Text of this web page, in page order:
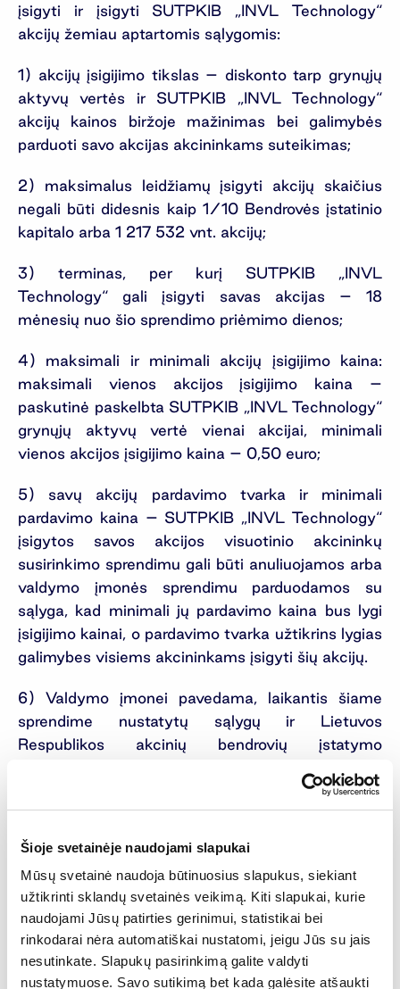
Šioje svetainėje naudojami slapukai
Mūsų svetainė naudoja būtinuosius slapukus, siekiant
užtikrinti sklandų svetainės veikimą. Kiti slapukai, kurie
naudojami Jūsų patirties gerinimui, statistikai bei
rinkodarai nėra automatiškai nustatomi, jeigu Jūs su jais
nesutinkate. Slapukų pasirinkimą galite valdyti
nustatymuose. Savo sutikimą bet kada galėsite atšaukti
įsigyti ir įsigyti SUTPKIB „INVL Technology“
akcijų žemiau aptartomis sąlygomis:
1) akcijų įsigijimo tikslas – diskonto tarp grynųjų
aktyvų vertės ir SUTPKIB „INVL Technology“
akcijų kainos biržoje mažinimas bei galimybės
parduoti savo akcijas akcininkams suteikimas;
2) maksimalus leidžiamų įsigyti akcijų skaičius
negali būti didesnis kaip 1/10 Bendrovės įstatinio
kapitalo arba 1 217 532 vnt. akcijų;
3) terminas, per kurį SUTPKIB „INVL
Technology“ gali įsigyti savas akcijas – 18
mėnesių nuo šio sprendimo priėmimo dienos;
4) maksimali ir minimali akcijų įsigijimo kaina:
maksimali vienos akcijos įsigijimo kaina –
paskutinė paskelbta SUTPKIB „INVL Technology“
grynųjų aktyvų vertė vienai akcijai, minimali
vienos akcijos įsigijimo kaina – 0,50 euro;
5) savų akcijų pardavimo tvarka ir minimali
pardavimo kaina – SUTPKIB „INVL Technology“
įsigytos savos akcijos visuotinio akcininkų
susirinkimo sprendimu gali būti anuliuojamos arba
valdymo įmonės sprendimu parduodamos su
sąlyga, kad minimali jų pardavimo kaina bus lygi
įsigijimo kainai, o pardavimo tvarka užtikrins lygias
galimybes visiems akcininkams įsigyti šių akcijų.
6) Valdymo įmonei pavedama, laikantis šiame
sprendime nustatytų sąlygų ir Lietuvos
Respublikos akcinių bendrovių įstatymo
„INVL Technology“ savų akcijų pirkimo,
organizuoti savų akcijų pirkimą ir pardavimą,
nustatyti akcijų supirkimo bei pardavimo tvarką ir
laiką, akcijų skaičių bei kainą, taip pat atlikti kitus
su savų akcijų įsigijimu ir pardavimu susijusius
veiksmus.
SUTPKIB „INVL Technology“ Valdymo įmonės
UAB „INVL Asset Management“ valdyba